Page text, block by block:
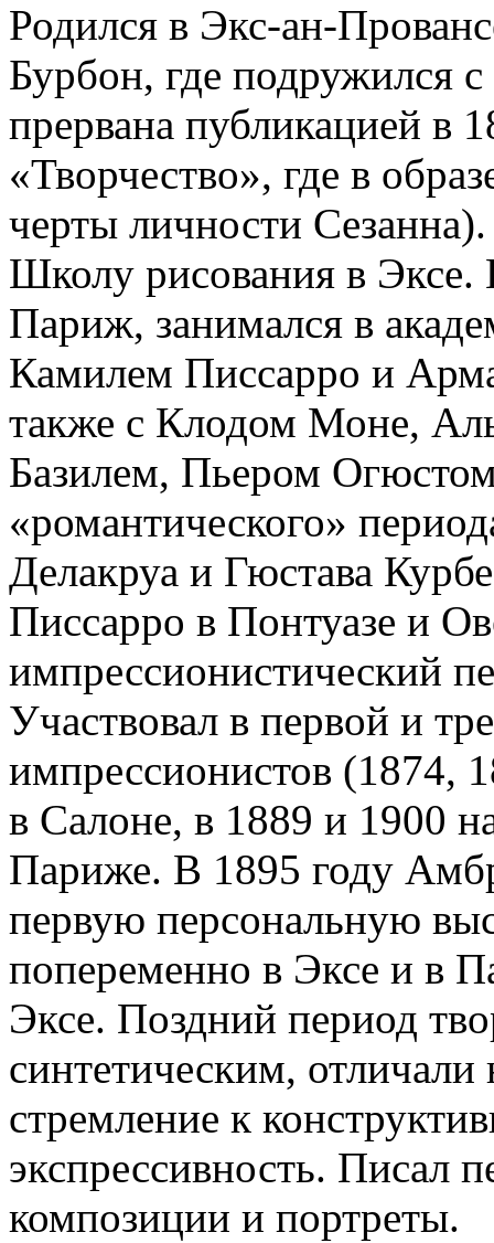
Родился в Экс-ан-
Бурбон, где подружился
прервана публикацией в
«Творчество», где в
черты личности
Школу рисования в Эксе.
Париж, занимался в
Камилем Писсарро и
также с Клодом Моне,
Базилем, Пьером
«романтического»
Делакруа и Гюстава
Писсарро в Понтуазе и
импрессионистический
Участвовал в первой и
импрессионистов (1874,
в Салоне, в 1889 и 1900
Париже. В 1895 году
первую персональную
попеременно в Эксе и в
Эксе. Поздний период
синтетическим, отличали
стремление к
экспрессивность. Писал
композиции и портреты.